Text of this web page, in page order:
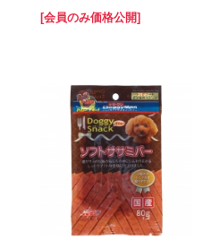
[会員のみ価格公開]